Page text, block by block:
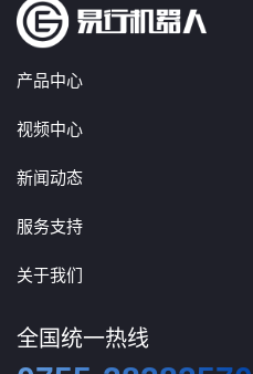
产品中心
视频中心
新闻动态
服务支持
关于我们
全国统一热线